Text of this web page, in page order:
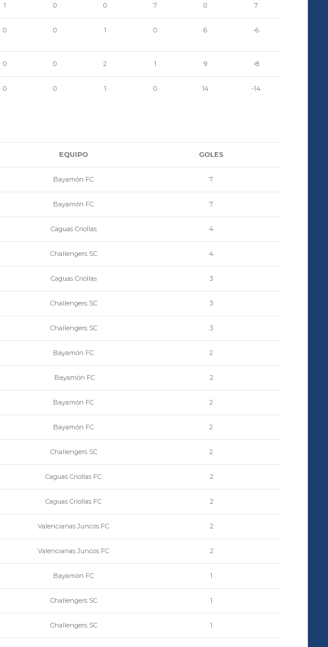
1 0 0 7 0 7
0 0 1 0 6 -6
0 0 2 1 9 -8
0 0 1 0 14 -14
EQUIPO GOLES
Bayamón FC 7
Bayamón FC 7
Caguas Criollas 4
Challengers SC 4
Caguas Criollas 3
Challengers SC 3
Challengers SC 3
Bayamón FC 2
Bayamón FC 2
Bayamón FC 2
Bayamón FC 2
Challengers SC 2
Caguas Criollas FC 2
Caguas Criollas FC 2
Valencianas Juncos FC 2
Valencianas Juncos FC 2
Bayamón FC 1
Challengers SC 1
Challengers SC 1